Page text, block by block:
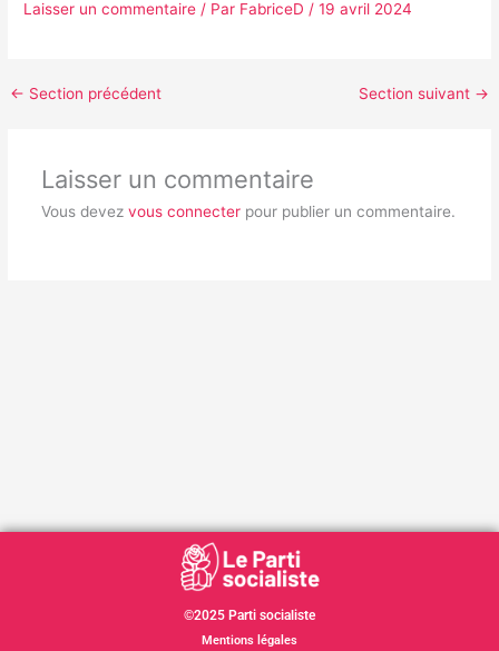
Laisser un commentaire / Par FabriceD/19 avril 2024
← Section précédent Section suivant →
Laisser un commentaire
Vous devez vous connecterpour publier un commentaire.
©2025 Parti socialiste
Mentions légales